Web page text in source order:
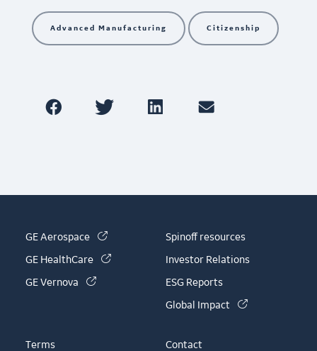
Advanced Manufacturing Citizenship
GE Aerospace (link is external)
GE HealthCare (link is external)
GE Vernova (link is external)
Spinoff resources
Investor Relations
ESG Reports
Global Impact
(link is
Terms Contact